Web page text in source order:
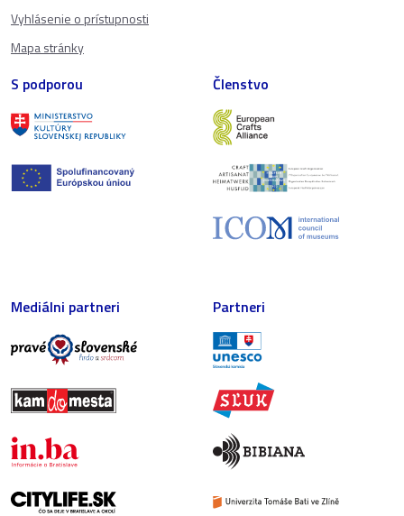
Vyhlásenie o prístupnosti
Mapa stránky
S podporou Členstvo
Mediálni partneri Partneri